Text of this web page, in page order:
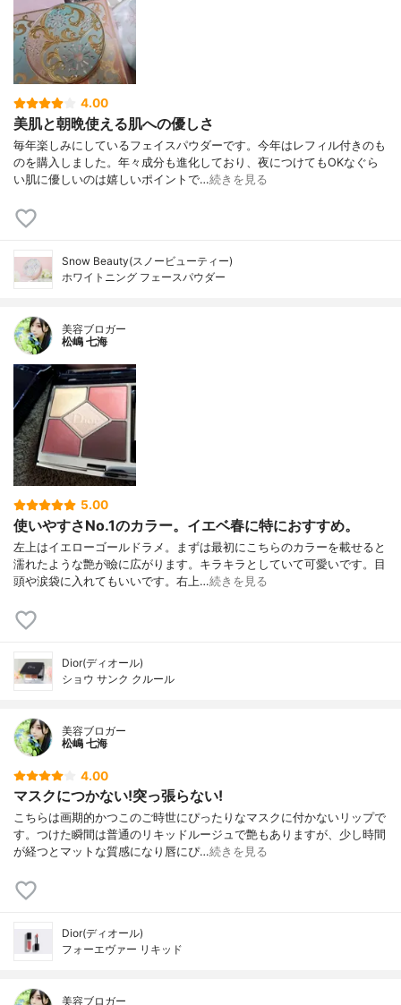
4.00
美肌と朝晩使える肌への優しさ
毎年楽しみにしているフェイスパウダーです。今年はレフィル付きのも
のを購入しました。年々成分も進化しており、夜につけてもOKなぐら
い肌に優しいのは嬉しいポイントで…続きを見る
Snow Beauty(スノービューティー)
ホワイトニング フェースパウダー
美容ブロガー
松嶋 七海
5.00
使いやすさNo.1のカラー。イエベ春に特におすすめ。
左上はイエローゴールドラメ。まずは最初にこちらのカラーを載せると
濡れたような艶が瞼に広がります。キラキラとしていて可愛いです。目
頭や涙袋に入れてもいいです。右上…続きを見る
Dior(ディオール)
ショウ サンク クルール
美容ブロガー
松嶋 七海
4.00
マスクにつかない!突っ張らない!
こちらは画期的かつこのご時世にぴったりなマスクに付かないリップで
す。つけた瞬間は普通のリキッドルージュで艶もありますが、少し時間
が経つとマットな質感になり唇にぴ…続きを見る
Dior(ディオール)
フォーエヴァー リキッド
美容ブロガー